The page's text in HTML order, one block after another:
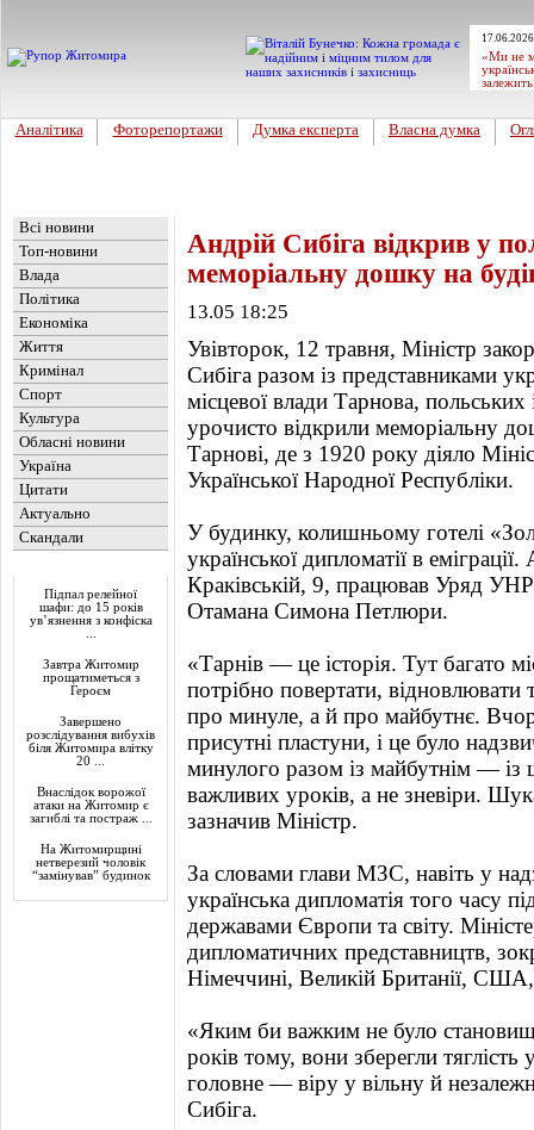
«Ми не
Аналітика Фоторепортажи Думка експерта Власна думка
Всі новини
Топ-новини
Влада
Політика
Економіка
Життя
Кримінал
Спорт
Культура
Обласні новини
Україна
Цитати
Актуально
Скандали
Підпал релейної
шафи: до 15 років
ув’язнення з конфіска
Завтра Житомир
прощатиметься з
Героєм
Завершено
розслідування вибухів
біля Житомира влітку
20 ...
Внаслідок ворожої
атаки на Житомир є
загиблі та постраж ...
На Житомирщині
нетверезий чоловік
“замінував” будинок
Андрій Сибіга відкрив у
меморіальну дошку на
13.05 18:25
Увівторок, 12 травня, Міністр
Сибіга разом із представниками
місцевої влади Тарнова, польських
урочисто відкрили меморіальну
Тарнові, де з 1920 року діяло
Української Народної Республіки.
У будинку, колишньому готелі
української дипломатії в
Краківській, 9, працював Уряд
Отамана Симона Петлюри.
«Тарнів — це історія. Тут багато
потрібно повертати,
про минуле, а й про майбутнє.
присутні пластуни, і це було
минулого разом із майбутнім —
важливих уроків, а не зневіри.
зазначив Міністр.
За словами глави МЗС, навіть у
українська дипломатія того часу
державами Європи та світу.
дипломатичних представництв,
Німеччині, Великій Британії,
«Яким би важким не було
років тому, вони зберегли тяглість
головне — віру у вільну й
Сибіга.